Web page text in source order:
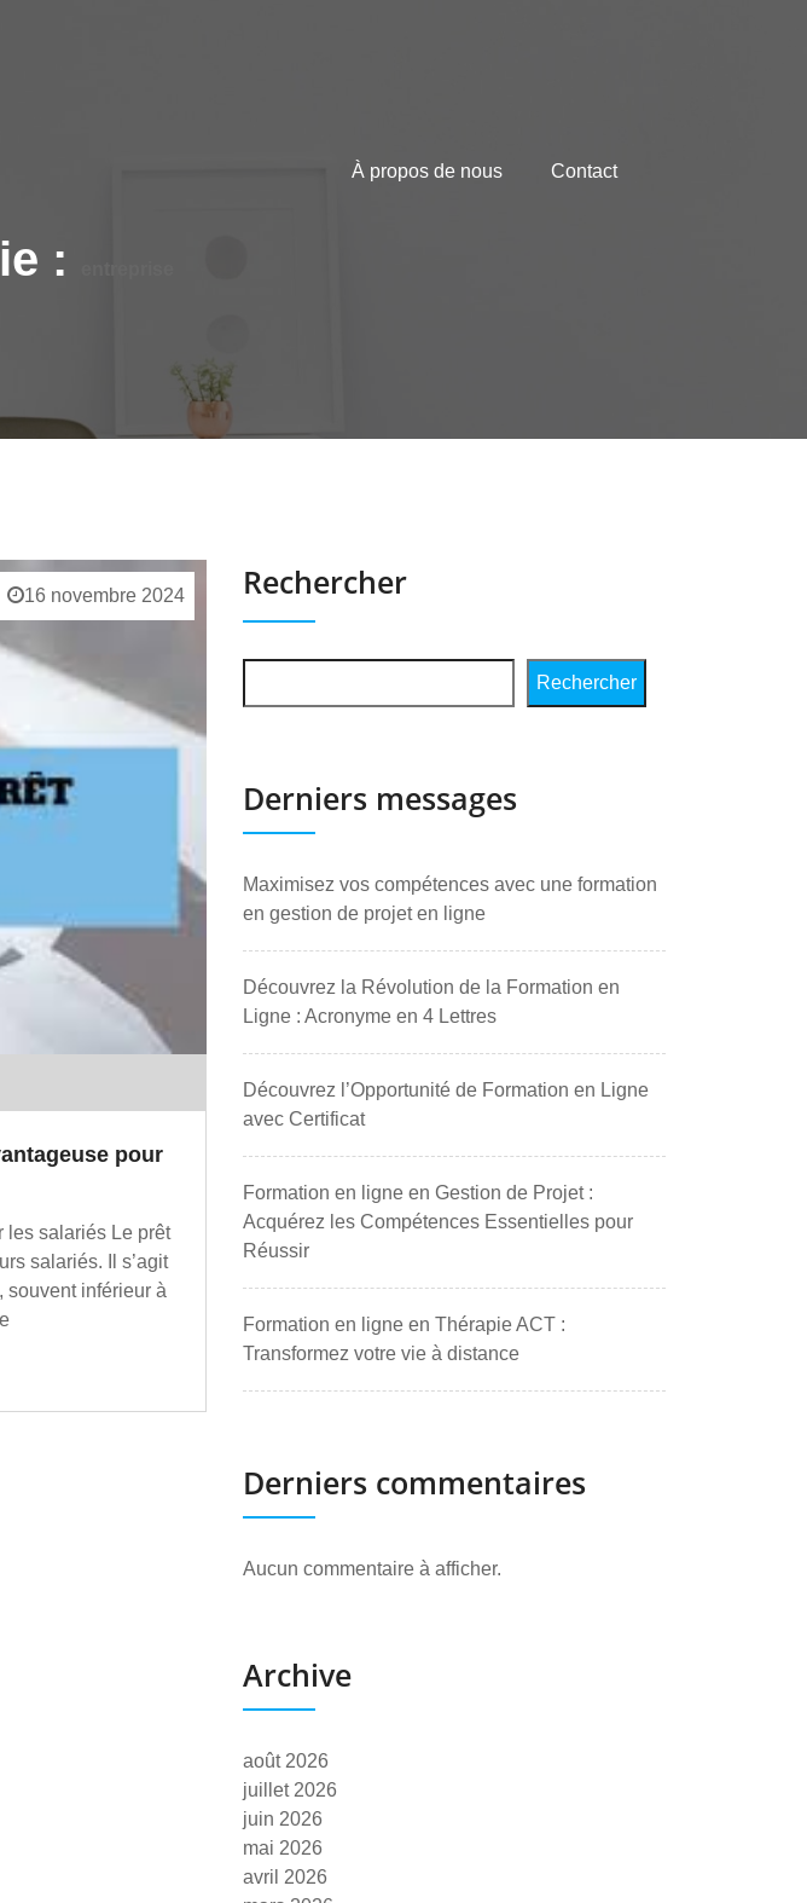
À propos de nous Contact
:
16 novembre 2024
pour
les salariés Le prêt
salariés. Il s’agit
souvent inférieur à
Rechercher
Rechercher
Derniers messages
Maximisez vos compétences avec une formation
en gestion de projet en ligne
Découvrez la Révolution de la Formation en
Ligne : Acronyme en 4 Lettres
Découvrez l’Opportunité de Formation en Ligne
avec Certificat
Formation en ligne en Gestion de Projet :
Acquérez les Compétences Essentielles pour
Réussir
Formation en ligne en Thérapie ACT :
Transformez votre vie à distance
Derniers commentaires
Aucun commentaire à afficher.
Archive
août 2026
juillet 2026
juin 2026
mai 2026
avril 2026